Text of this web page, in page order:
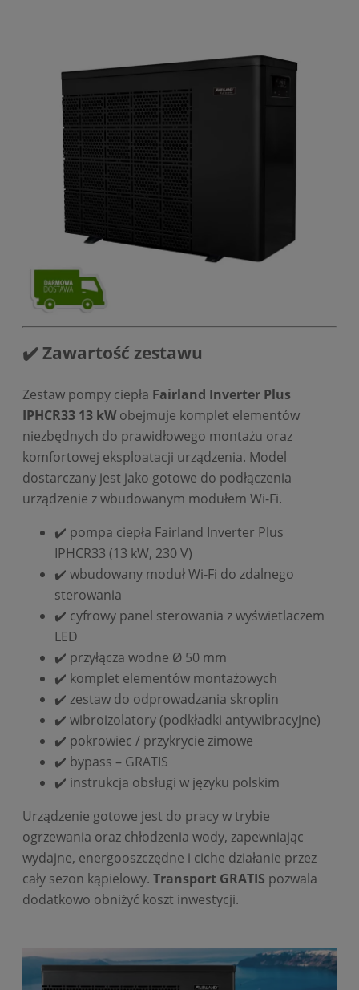
✔️ Zawartość zestawu
Zestaw pompy ciepła Fairland Inverter Plus
IPHCR33 13 kWobejmuje komplet elementów
niezbędnych do prawidłowego montażu oraz
komfortowej eksploatacji urządzenia. Model
dostarczany jest jako gotowe do podłączenia
urządzenie z wbudowanym modułem Wi-Fi.
✔️ pompa ciepła Fairland Inverter Plus
IPHCR33 (13 kW, 230 V)
✔️ wbudowany moduł Wi-Fi do zdalnego
sterowania
✔️ cyfrowy panel sterowania z wyświetlaczem
LED
✔️ przyłącza wodne Ø 50 mm
✔️ komplet elementów montażowych
✔️ zestaw do odprowadzania skroplin
✔️ wibroizolatory (podkładki antywibracyjne)
✔️ pokrowiec / przykrycie zimowe
✔️ bypass – GRATIS
✔️ instrukcja obsługi w języku polskim
Urządzenie gotowe jest do pracy w trybie
ogrzewania oraz chłodzenia wody, zapewniając
wydajne, energooszczędne i ciche działanie przez
cały sezon kąpielowy. Transport GRATIS pozwala
dodatkowo obniżyć koszt inwestycji.